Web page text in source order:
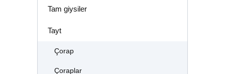
Tam giysiler
Tayt
Çorap
Çoraplar